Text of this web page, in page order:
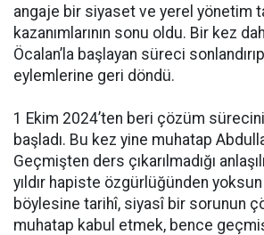
angaje bir siyaset ve yerel yönetim
kazanımlarının sonu oldu. Bir kez
Öcalan’la başlayan süreci
eylemlerine geri döndü.
1 Ekim 2024’ten beri çözüm
başladı. Bu kez yine muhatap
Geçmişten ders çıkarılmadığı
yıldır hapiste özgürlüğünden
böylesine tarihî, siyasî bir sorunun
muhatap kabul etmek, bence